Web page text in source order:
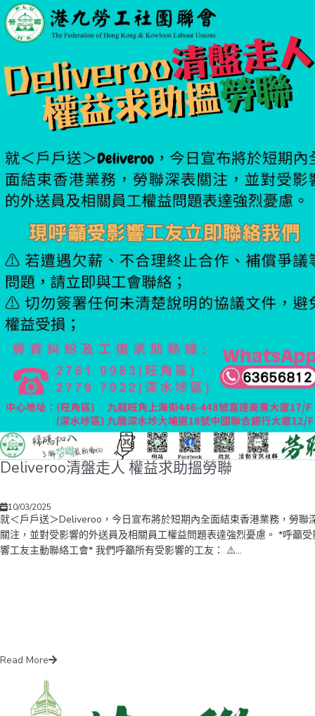
工友謀取實質福祉。 勞聯第二十屆（2025-2028年）常務委員會成員名
下： 主席：林振昇 副主席：譚志聰、譚金蓮、陳萬聯應、儲漢松、詹勳
秘書長：周小松 副秘書長：劉婉儀、陳麗紅 財務主任：黃永權 勞聯之
任：李耀基 康樂及福利主任：何仁清 權益主任：繆泰興 社會事務主任
瑩瑩 勞工教育主任：何志明 婦女事務主任：李姍珊 職業安全及健康推
任：鄭秀娟 青年事務主任：陳偉峰 常務委員（排名不分先後）：邱杰斌
葉本聰、洪震亞、林子揚、梁蔚雲、梁耀華、梁維紹、顧美儀、蔡永其
達雄、梁樂深、黃嘉毅、程凱霆。 港九勞工社團聯會...
Deliveroo清盤走人 權益求助搵勞聯
10/03/2025
就＜戶戶送＞Deliveroo，今日宣布將於短期內全面結束香港業務，勞聯
關注，並對受影響的外送員及相關員工權益問題表達強烈憂慮。 *呼籲受
響工友主動聯絡工會* 我們呼籲所有受影響的工友： ⚠️...
Read More